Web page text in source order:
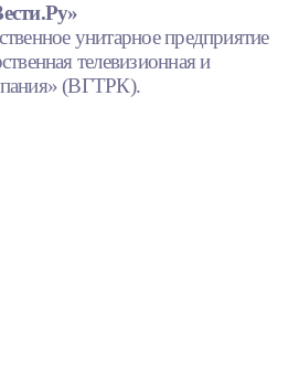
унитарное предприятие
телевизионная и
(ВГТРК).